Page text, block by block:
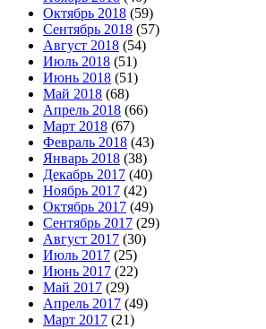
Октябрь 2018 (59)
Сентябрь 2018 (57)
Август 2018 (54)
Июль 2018 (51)
Июнь 2018 (51)
Май 2018 (68)
Апрель 2018 (66)
Март 2018 (67)
Февраль 2018 (43)
Январь 2018 (38)
Декабрь 2017 (40)
Ноябрь 2017 (42)
Октябрь 2017 (49)
Сентябрь 2017 (29)
Август 2017 (30)
Июль 2017 (25)
Июнь 2017 (22)
Май 2017 (29)
Апрель 2017 (49)
Март 2017 (21)